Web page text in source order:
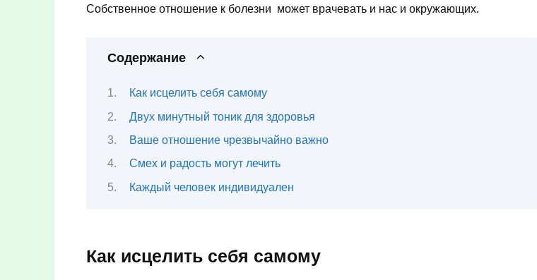
Собственное отношение к болезни может врачевать и нас и окружающих.
Содержание
Как исцелить себя самому
Двух минутный тоник для здоровья
Ваше отношение чрезвычайно важно
Смех и радость могут лечить
Каждый человек индивидуален
Как исцелить себя самому